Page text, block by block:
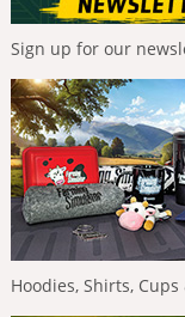
Sign up for our
Hoodies, Shirts,